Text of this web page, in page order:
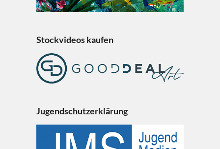
Stockvideos kaufen
Jugendschutzerklärung